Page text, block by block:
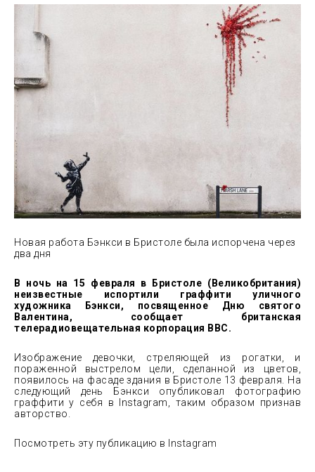
Новая работа Бэнкси в Бристоле была испорчена через
два дня
В ночь на 15 февраля в Бристоле (Великобритания)
неизвестные испортили граффити уличного
художника Бэнкси, посвященное Дню святого
Валентина, сообщает британская
телерадиовещательная корпорация BBC.
Изображение девочки, стреляющей из рогатки, и
пораженной выстрелом цели, сделанной из цветов,
появилось на фасаде здания в Бристоле 13 февраля. На
следующий день Бэнкси опубликовал фотографию
граффити у себя в Instagram, таким образом признав
авторство.
Посмотреть эту публикацию в Instagram